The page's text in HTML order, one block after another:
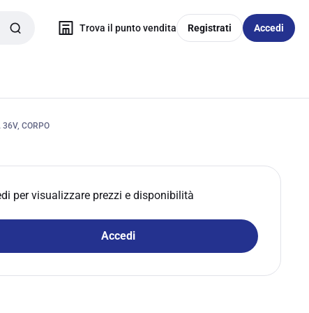
Trova il punto vendita Registrati Accedi
CORPO
per visualizzare prezzi e disponibilità
Accedi